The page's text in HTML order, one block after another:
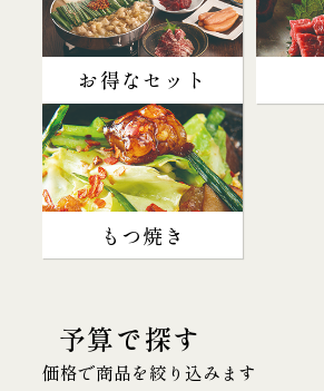
お得なセット
もつ焼き
予算で探す
価格で商品を絞り込みます